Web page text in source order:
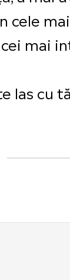
cele
mai
las cu